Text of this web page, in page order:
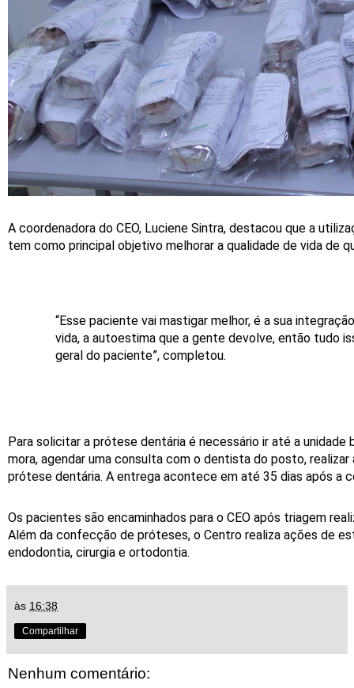
A coordenadora do CEO, Luciene Sintra, destacou que a
tem como principal objetivo melhorar a qualidade de vida de
“Esse paciente vai mastigar melhor, é a sua
vida, a autoestima que a gente devolve, então tudo
geral do paciente”, completou.
Para solicitar a prótese dentária é necessário ir até a unidade
mora, agendar uma consulta com o dentista do posto,
prótese dentária. A entrega acontece em até 35 dias após a
Os pacientes são encaminhados para o CEO após triagem
Além da confecção de próteses, o Centro realiza ações de
endodontia, cirurgia e ortodontia.
às 16:38
Compartilhar
Nenhum comentário: